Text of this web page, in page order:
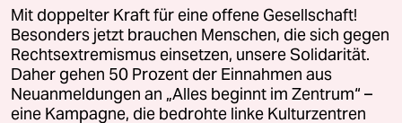
Kantine
Shop
Anzeigen
Mit doppelter Kraft für eine offene Gesellschaft!
Besonders jetzt brauchen Menschen, die sich gegen
Rechtsextremismus einsetzen, unsere Solidarität.
Daher gehen 50 Prozent der Einnahmen aus
Neuanmeldungen an „Alles beginnt im Zentrum“ –
eine Kampagne, die bedrohte linke Kulturzentren